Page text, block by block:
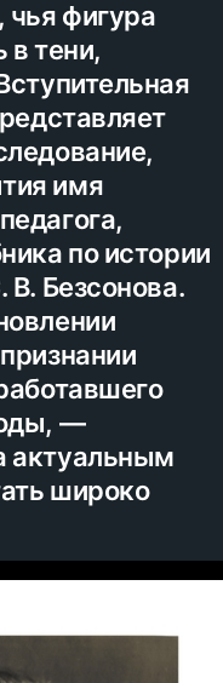
чья фигура
в тени,
имя
по истории
В. Безсонова.
—
актуальным
широко